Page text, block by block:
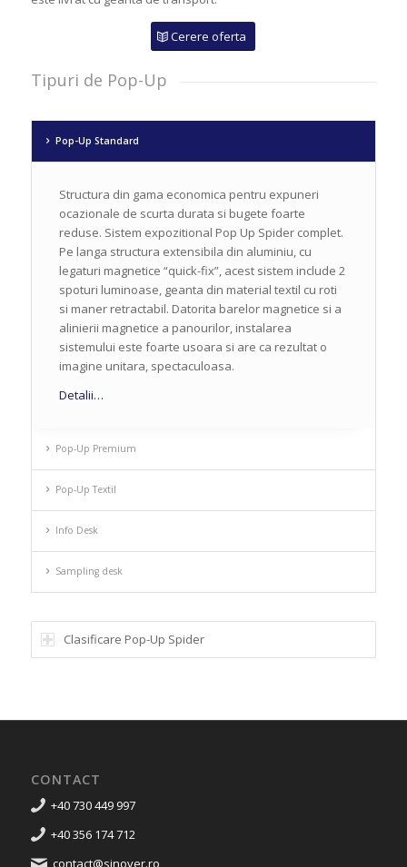
Cerere oferta
Tipuri de Pop-Up
Pop-Up Standard
Structura din gama economica pentru expuneri
ocazionale de scurta durata si bugete foarte
reduse. Sistem expozitional Pop Up Spider complet.
Pe langa structura extensibila din aluminiu, cu
legaturi magnetice “quick-fix”, acest sistem include 2
spoturi luminoase, geanta din material textil cu roti
si maner retractabil. Datorita barelor magnetice si a
alinierii magnetice a panourilor, instalarea
sistemului este foarte usoara si are ca rezultat o
imagine unitara, spectaculoasa.
Detalii…
Pop-Up Premium
Pop-Up Textil
Info Desk
Sampling desk
Clasificare Pop-Up Spider
CONTACT
+40 730 449 997
+40 356 174 712